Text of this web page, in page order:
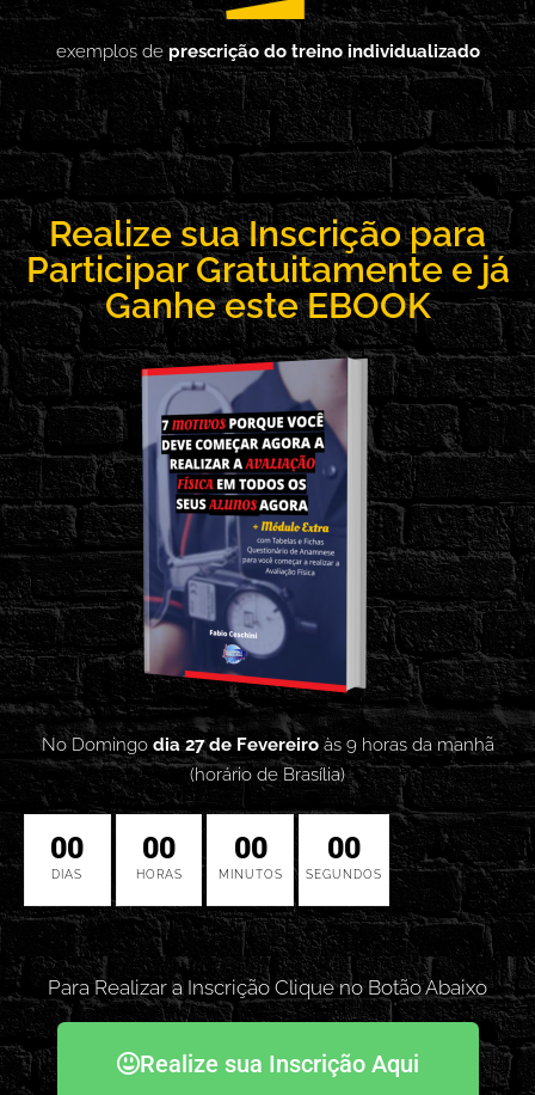
exemplos deprescrição do treino individualizado
Realize sua Inscrição para
Participar Gratuitamente e já
Ganhe este EBOOK
No Domingo dia 27 de Fevereiroàs 9 horas da manhã
(horário de Brasília)
00
DIAS
00
HORAS
00
MINUTOS
00
SEGUNDOS
Para Realizar a Inscrição Clique no Botão Abaixo
Realize sua Inscrição Aqui